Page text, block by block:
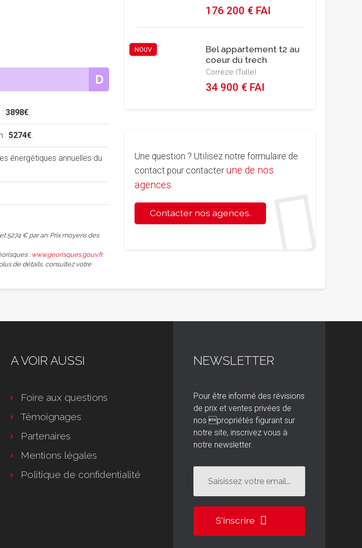
D
3898€.
: 5274€.
énergétiques annuelles du
5274 € par an. Prix moyens des
: www.georisques.gouv.fr.
de détails, consultez votre
176 200 € FAI
NOUV
Bel appartement t2 au
coeur du trech
Corrèze (Tulle)
34 900 € FAI
Une question ? Utilisez notre formulaire de
contact pour contacter une de nos
agences
Contacter nos agences.
A VOIR AUSSI
Foire aux questions
Témoignages
Partenaires
Mentions légales
Politique de confidentialité
NEWSLETTER
Pour être informé des révisions
de prix et ventes privées de
nos propriétés figurant sur
notre site, inscrivez vous à
notre newsletter.
S'inscrire